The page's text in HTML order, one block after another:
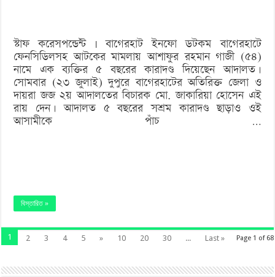
স্টাফ করেসপন্ডেন্ট | বাগেরহাট ইনফো ডটকম বাগেরহাটে
ফেনসিডিলসহ আটকের মামলায় আশাফুর রহমান গাজী (৫৪)
নামে এক ব্যক্তির ৫ বছরের কারাদণ্ড দিয়েছেন আদালত।
সোমবার (২৩ জুলাই) দুপুরে বাগেরহাটের অতিরিক্ত জেলা ও
দায়রা জজ ২য় আদালতের বিচারক মো. জাকারিয়া হোসেন এই
রায় দেন। আদালত ৫ বছরের সশ্রম কারাদণ্ড ছাড়াও ওই
আসামীকে পাঁচ …
বিস্তারিত »
Page 1 of 68
1 2 3 4 5 » 10 20 30 ... Last »